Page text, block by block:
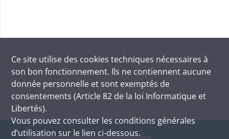
Ce site utilise des cookies techniques nécessaires à
son bon fonctionnement. Ils ne contiennent aucune
donnée personnelle et sont exemptés de
consentements (Article 82 de la loi Informatique et
Libertés).
Vous pouvez consulter les conditions générales
d’utilisation sur le lien ci-dessous.